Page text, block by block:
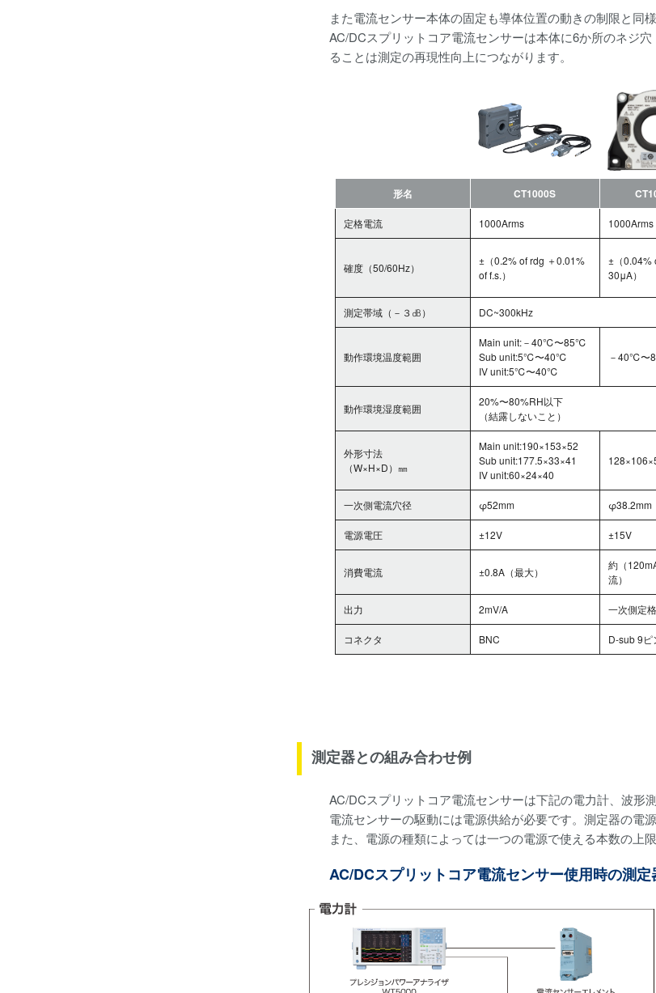
また電流センサー本体の固定も導体位置の動きの制限と同
AC/DCスプリットコア電流センサーは本体に6か所のネジ
ることは測定の再現性向上につながります。
形名 CT1000S
定格電流 1000Arms 1000Arms
確度（50/60Hz）
±（0.2% of rdg ＋0.01%
of f.s.）
±（0.04%
30μA）
測定帯域（－３㏈） DC~300kHz
動作環境温度範囲
Main unit:－40℃〜85℃
Sub unit:5℃〜40℃
IV unit:5℃〜40℃
－40℃〜
動作環境湿度範囲
20%〜80%RH以下
（結露しないこと）
外形寸法
（W×H×D）㎜
Main unit:190×153×52
Sub unit:177.5×33×41
IV unit:60×24×40
一次側電流穴径 φ52mm φ38.2mm
電源電圧 ±12V ±15V
消費電流 ±0.8A（最大）
約（
流）
出力 2mV/A 一次側定
コネクタ BNC D-sub 9ピ
測定器との組み合わせ例
AC/DCスプリットコア電流センサーは下記の電力計、波形
電流センサーの駆動には電源供給が必要です。測定器の電
また、電源の種類によっては一つの電源で使える本数の上
AC/DCスプリットコア電流センサー使用時の測